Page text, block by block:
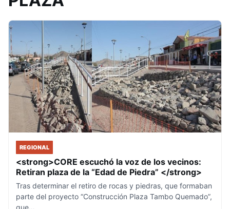
REGIONAL
<strong>CORE escuchó la voz de los vecinos:
Retiran plaza de la “Edad de Piedra” </strong>
Tras determinar el retiro de rocas y piedras, que formaban
parte del proyecto “Construcción Plaza Tambo Quemado”,